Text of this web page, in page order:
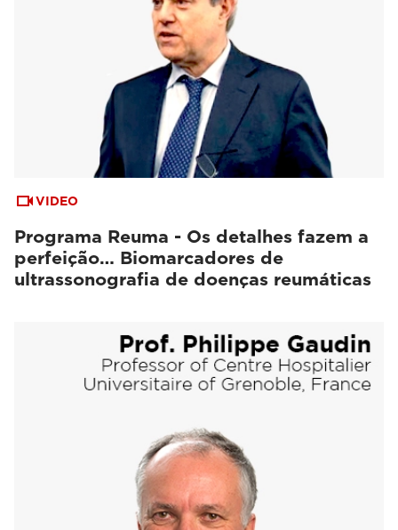
VIDEO
Programa Reuma - Os detalhes fazem a
perfeição… Biomarcadores de
ultrassonografia de doenças reumáticas